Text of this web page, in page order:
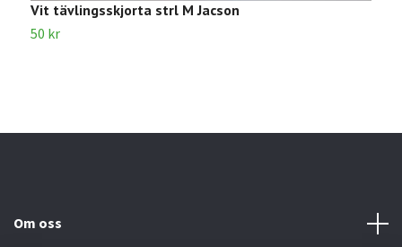
Vit tävlingsskjorta strl M Jacson
50 kr
Om oss